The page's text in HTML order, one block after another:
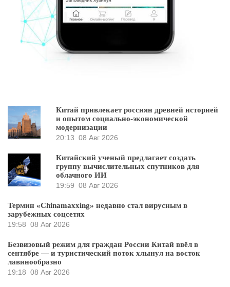
Китай привлекает россиян древней историей
и опытом социально-экономической
модернизации
20:13 08 Авг 2026
Китайский ученый предлагает создать
группу вычислительных спутников для
облачного ИИ
19:59 08 Авг 2026
Термин «Chinamaxxing» недавно стал вирусным в
зарубежных соцсетях
19:58 08 Авг 2026
Безвизовый режим для граждан России Китай ввёл в
сентябре — и туристический поток хлынул на восток
лавинообразно
19:18 08 Авг 2026